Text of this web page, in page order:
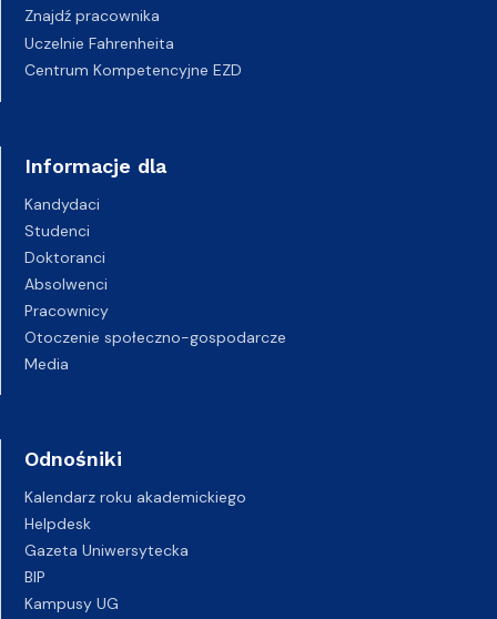
Znajdź pracownika
Uczelnie Fahrenheita
Centrum Kompetencyjne EZD
Informacje dla
Kandydaci
Studenci
Doktoranci
Absolwenci
Pracownicy
Otoczenie społeczno-gospodarcze
Media
Odnośniki
Kalendarz roku akademickiego
Helpdesk
Gazeta Uniwersytecka
BIP
Kampusy UG